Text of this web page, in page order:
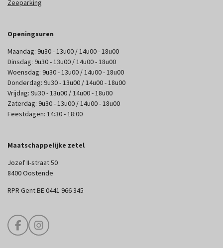
Zeeparking
Openingsuren
Maandag: 9u30 - 13u00 / 14u00 - 18u00
Dinsdag: 9u30 - 13u00 / 14u00 - 18u00
Woensdag: 9u30 - 13u00 / 14u00 - 18u00
Donderdag: 9u30 - 13u00 / 14u00 - 18u00
Vrijdag: 9u30 - 13u00 / 14u00 - 18u00
Zaterdag: 9u30 - 13u00 / 14u00 - 18u00
Feestdagen: 14:30 - 18:00
Maatschappelijke zetel
Jozef II-straat 50
8400 Oostende
RPR Gent BE 0441 966 345
F
a
I
n